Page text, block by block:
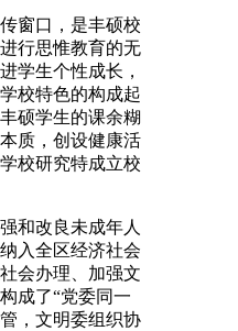
口，是丰硕校
行思惟教育的无
学生个性成长，
校特色的构成起
硕学生的课余糊
质，创设健康活
校研究特成立校
改良未成年人
入全区经济社会
会办理、加强文
成了“党委同一
，文明委组织协